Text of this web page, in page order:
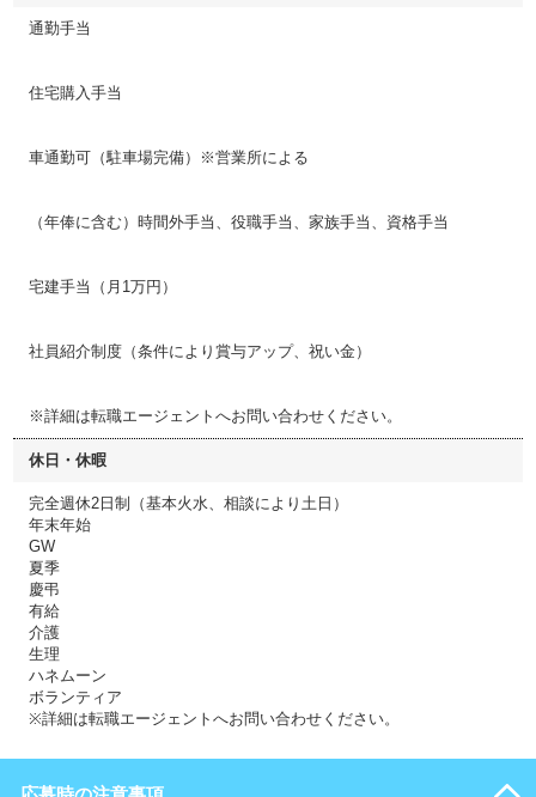
通勤手当
住宅購入手当
車通勤可（駐車場完備）※営業所による
（年俸に含む）時間外手当、役職手当、家族手当、資格手当
宅建手当（月1万円）
社員紹介制度（条件により賞与アップ、祝い金）
※詳細は転職エージェントへお問い合わせください。
休日・休暇
完全週休2日制（基本火水、相談により土日）
年末年始
GW
夏季
慶弔
有給
介護
生理
ハネムーン
ボランティア
※詳細は転職エージェントへお問い合わせください。